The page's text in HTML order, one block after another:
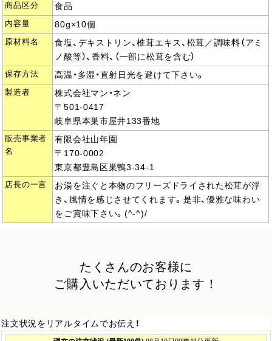
商品区分 食品
内容量 80g×10個
原材料名
食塩、デキストリン、椎茸エキス、松茸／調味料（アミ
ノ酸等）、香料、（一部に松茸を含む）
保存方法 高温・多湿・直射日光を避けて下さい。
製造者
株式会社マン・ネン
〒501-0417
岐阜県本巣市屋井133番地
販売事業者
名
有限会社山年園
〒170-0002
東京都豊島区巣鴨3-34-1
店長の一言
お湯を注ぐと本物のフリーズドライされた松茸が浮
き、風情を感じさせてくれます。是非、優雅な味わい
をご賞味下さい。(^-^)/
たくさんのお客様に
ご購入いただいております！
注文状況をリアルタイムでお伝え！